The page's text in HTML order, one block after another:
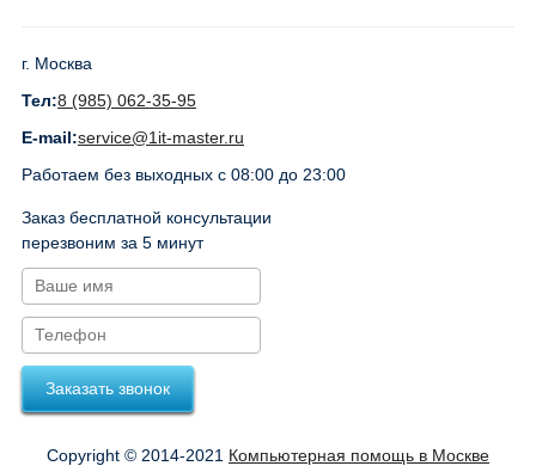
г. Москва
Тел:8 (985) 062-35-95
E-mail:service@1it-master.ru
Работаем без выходных с 08:00 до 23:00
Заказ бесплатной консультации
перезвоним за 5 минут
Заказать звонок
Copyright © 2014-2021 Компьютерная помощь в Москве